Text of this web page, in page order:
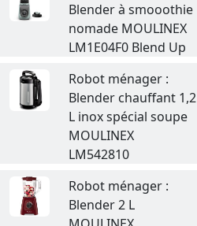
Blender à smooothie
nomade MOULINEX
LM1E04F0 Blend Up
Robot ménager :
Blender chauffant 1,2
L inox spécial soupe
MOULINEX
LM542810
Robot ménager :
Blender 2 L